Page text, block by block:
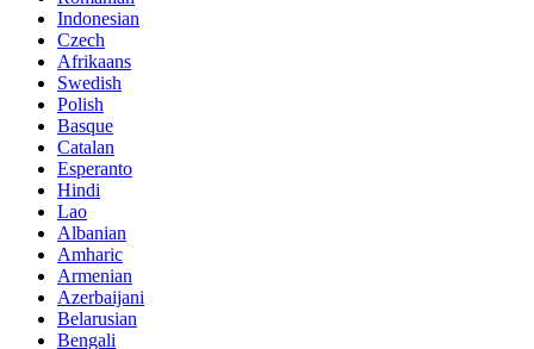
Indonesian
Czech
Afrikaans
Swedish
Polish
Basque
Catalan
Esperanto
Hindi
Lao
Albanian
Amharic
Armenian
Azerbaijani
Belarusian
Bengali